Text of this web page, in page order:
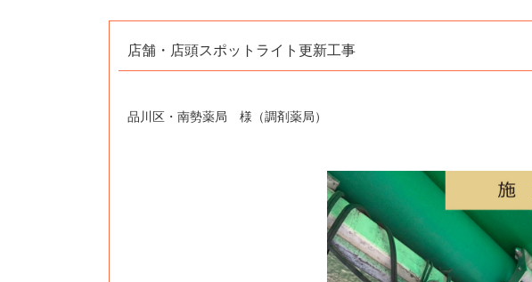
店舗・店頭スポットライト更新工事
品川区・南勢薬局 様（調剤薬局）